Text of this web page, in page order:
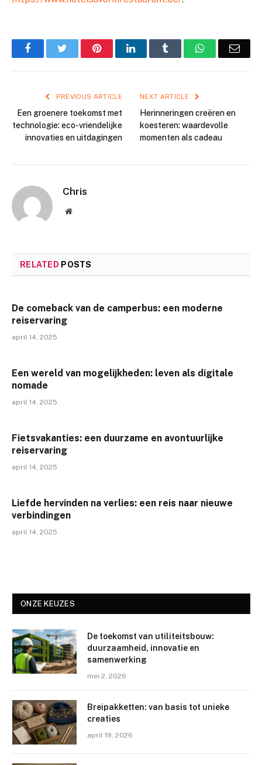
FacebookTwitter PinterestLinkedIn Tumblr WhatsApp
PREVIOUS ARTICLE
Een groenere toekomst met
technologie: eco-vriendelijke
innovaties en uitdagingen
NEXT ARTICLE
Herinneringen creëren en
koesteren: waardevolle
momenten als cadeau
Chris
Website
RELATED POSTS
De comeback van de camperbus: een moderne
reiservaring
april 14, 2025
Een wereld van mogelijkheden: leven als digitale
nomade
april 14, 2025
Fietsvakanties: een duurzame en avontuurlijke
reiservaring
april 14, 2025
Liefde hervinden na verlies: een reis naar nieuwe
verbindingen
april 14, 2025
ONZE KEUZES
De toekomst van utiliteitsbouw:
duurzaamheid, innovatie en
samenwerking
mei 2, 2026
Breipakketten: van basis tot unieke
creaties
april 19, 2026